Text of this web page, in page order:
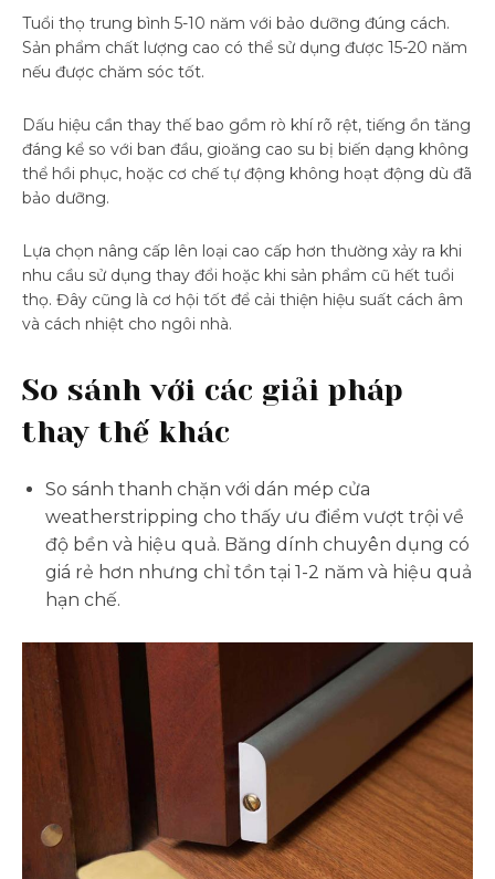
Tuổi thọ trung bình 5-10 năm với bảo dưỡng đúng cách.
Sản phẩm chất lượng cao có thể sử dụng được 15-20 năm
nếu được chăm sóc tốt.
Dấu hiệu cần thay thế bao gồm rò khí rõ rệt, tiếng ồn tăng
đáng kể so với ban đầu, gioăng cao su bị biến dạng không
thể hồi phục, hoặc cơ chế tự động không hoạt động dù đã
bảo dưỡng.
Lựa chọn nâng cấp lên loại cao cấp hơn thường xảy ra khi
nhu cầu sử dụng thay đổi hoặc khi sản phẩm cũ hết tuổi
thọ. Đây cũng là cơ hội tốt để cải thiện hiệu suất cách âm
và cách nhiệt cho ngôi nhà.
So sánh với các giải pháp
thay thế khác
So sánh thanh chặn với dán mép cửa
weatherstripping cho thấy ưu điểm vượt trội về
độ bền và hiệu quả. Băng dính chuyên dụng có
giá rẻ hơn nhưng chỉ tồn tại 1-2 năm và hiệu quả
hạn chế.